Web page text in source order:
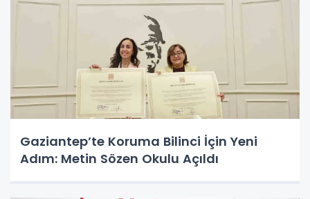
Gaziantep’te Koruma Bilinci İçin Yeni
Adım: Metin Sözen Okulu Açıldı